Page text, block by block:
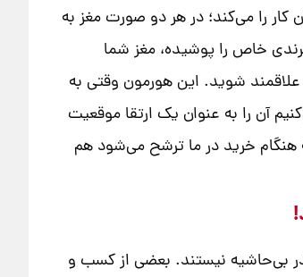
را می‌کند؛ در هر دو صورت مغز به
خاص را پوشیده، مغز شما
شوید. این هورمون وقتی به
آن را به عنوان یک ارتقا موقعیت
هنگام خرید در ما ترشح می‌شود هم
بی‌حاشیه نیستند. بعضی از کسب و